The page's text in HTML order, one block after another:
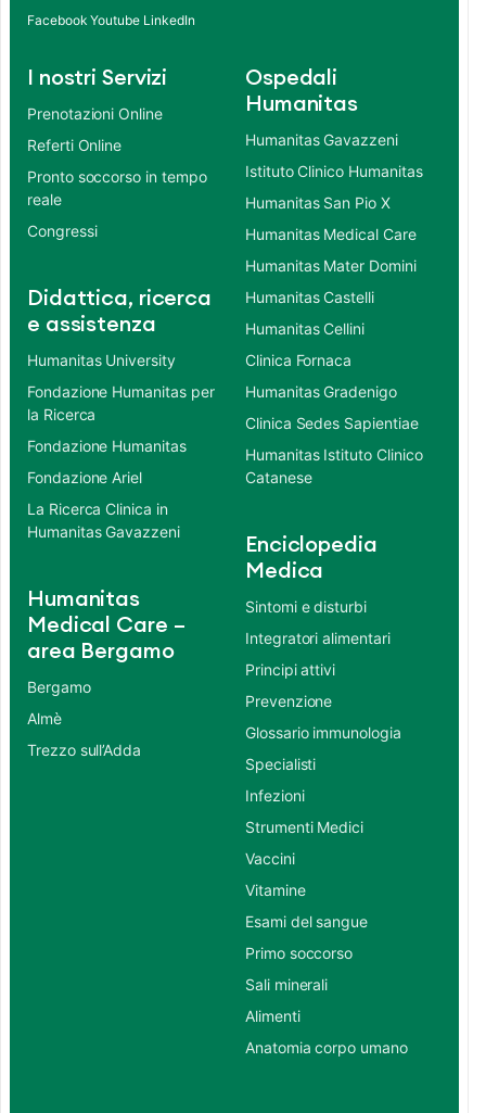
Facebook Youtube LinkedIn
I nostri Servizi
Prenotazioni Online
Referti Online
Pronto soccorso in tempo
reale
Congressi
Didattica, ricerca
e assistenza
Humanitas University
Fondazione Humanitas per
la Ricerca
Fondazione Humanitas
Fondazione Ariel
La Ricerca Clinica in
Humanitas Gavazzeni
Humanitas
Medical Care –
area Bergamo
Bergamo
Almè
Trezzo sull’Adda
Ospedali
Humanitas
Humanitas Gavazzeni
Istituto Clinico Humanitas
Humanitas San Pio X
Humanitas Medical Care
Humanitas Mater Domini
Humanitas Castelli
Humanitas Cellini
Clinica Fornaca
Humanitas Gradenigo
Clinica Sedes Sapientiae
Humanitas Istituto Clinico
Catanese
Enciclopedia
Medica
Sintomi e disturbi
Integratori alimentari
Principi attivi
Prevenzione
Glossario immunologia
Specialisti
Infezioni
Strumenti Medici
Vaccini
Vitamine
Esami del sangue
Primo soccorso
Sali minerali
Alimenti
Anatomia corpo umano